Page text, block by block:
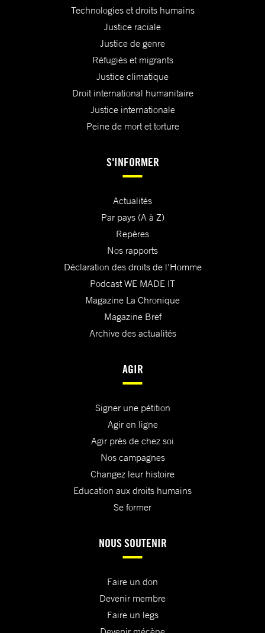
Technologies et droits humains
Justice raciale
Justice de genre
Réfugiés et migrants
Justice climatique
Droit international humanitaire
Justice internationale
Peine de mort et torture
S'INFORMER
Actualités
Par pays (A à Z)
Repères
Nos rapports
Déclaration des droits de l'Homme
Podcast WE MADE IT
Magazine La Chronique
Magazine Bref
Archive des actualités
AGIR
Signer une pétition
Agir en ligne
Agir près de chez soi
Nos campagnes
Changez leur histoire
Education aux droits humains
Se former
NOUS SOUTENIR
Faire un don
Devenir membre
Faire un legs